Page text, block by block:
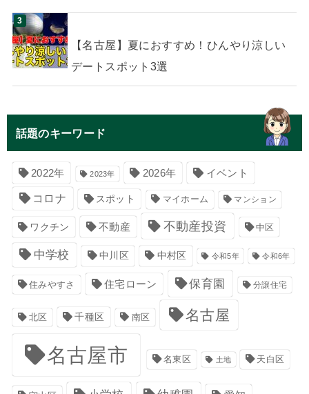
【名古屋】夏におすすめ！ひんやり涼しい
デートスポット3選
話題のキーワード
2022年 2023年 2026年 イベント
コロナ スポット マイホーム マンション
ワクチン 不動産 不動産投資 中区
中学校 中川区 中村区 令和5年 令和6年
住みやすさ 住宅ローン 保育園 分譲住宅
北区 千種区 南区 名古屋
名古屋市 名東区 土地 天白区